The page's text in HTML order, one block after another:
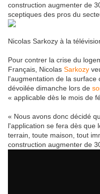
construction augmenter de
sceptiques des pros du
Nicolas Sarkozy à la
Pour contrer la crise du
Français, Nicolas Sarkozy
l'augmentation de la surface
dévoilée dimanche lors de
« applicable dès le mois de
« Nous avons donc décidé
l'application se fera dès que
terrain, toute maison, tout
construction augmenter de